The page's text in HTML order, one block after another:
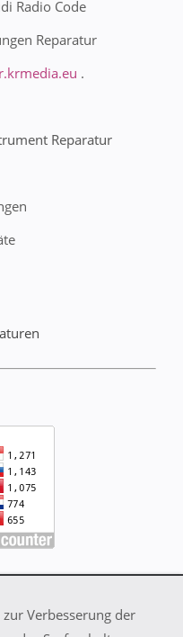
Radio Code
Reparatur
.
Reparatur
Verbesserung der